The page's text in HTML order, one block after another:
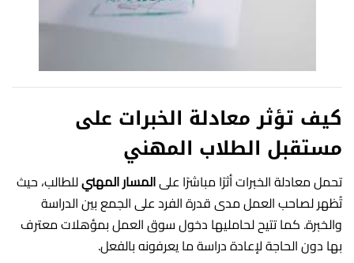
كيف تؤثر معادلة الخبرات على
مستقبل الطلاب المهني
تحمل معادلة الخبرات أثرًا مباشرًا علىالمسار المهنيللطالب، حيث
تُظهر لصاحب العمل مدى قدرة الفرد على الجمع بين الدراسة
والخبرة. كما تتيح لحامليها دخول سوق العمل بمؤهلات معترف
بها دون الحاجة لإعادة دراسة ما يعرفونه بالفعل.